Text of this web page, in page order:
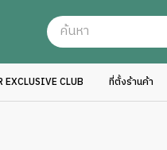
EXCLUSIVE CLUB ที่ตั้งร้านค้า